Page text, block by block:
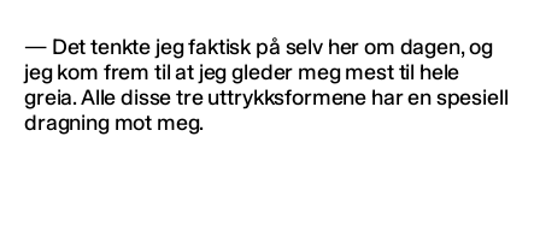
— Det tenkte jeg faktisk på selv her om dagen, og
jeg kom frem til at jeg gleder meg mest til hele
greia. Alle disse tre uttrykksformene har en spesiell
dragning mot meg.